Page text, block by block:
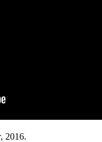
2016.